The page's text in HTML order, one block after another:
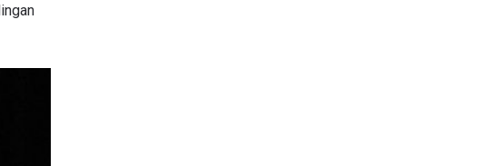
penggunaan dan
kami. Anda dapat
kapan saja.